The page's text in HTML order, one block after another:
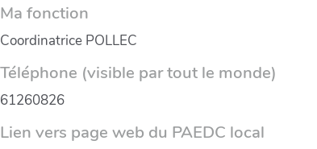
Ma fonction
Coordinatrice POLLEC
Téléphone (visible par tout le monde)
61260826
Lien vers page web du PAEDC local